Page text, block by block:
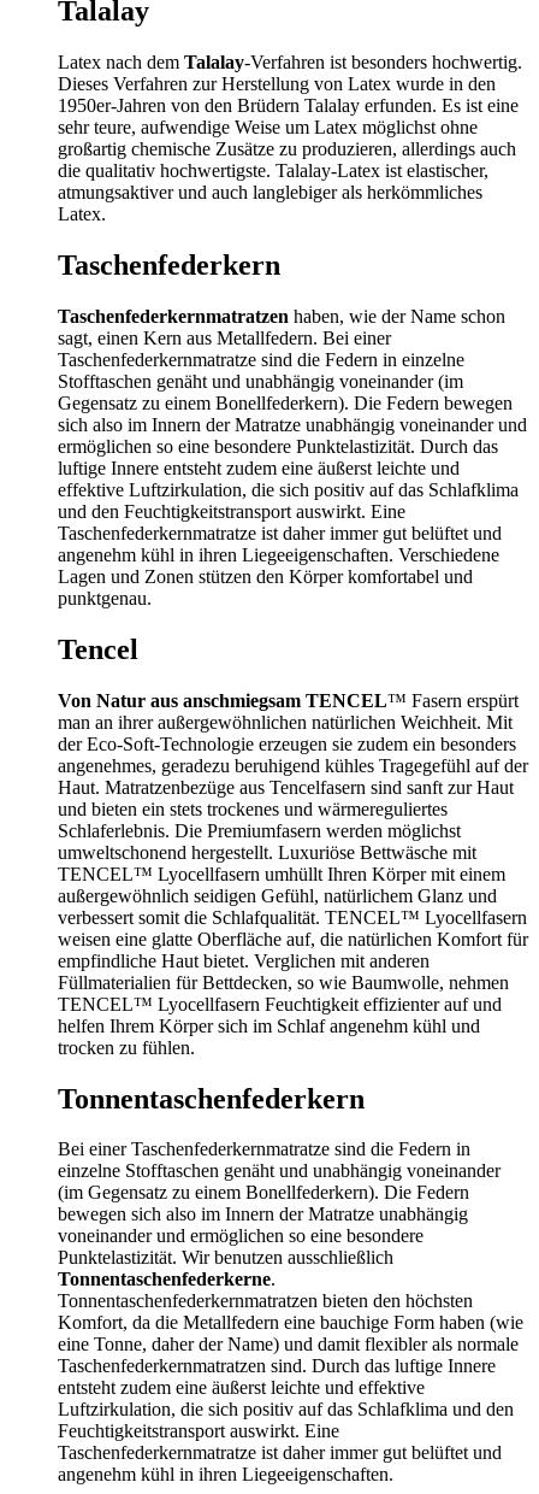
Talalay
Latex nach dem Talalay-Verfahren ist besonders hochwertig.
Dieses Verfahren zur Herstellung von Latex wurde in den
1950er-Jahren von den Brüdern Talalay erfunden. Es ist eine
sehr teure, aufwendige Weise um Latex möglichst ohne
großartig chemische Zusätze zu produzieren, allerdings auch
die qualitativ hochwertigste. Talalay-Latex ist elastischer,
atmungsaktiver und auch langlebiger als herkömmliches
Latex.
Taschenfederkern
Taschenfederkernmatratzen haben, wie der Name schon
sagt, einen Kern aus Metallfedern. Bei einer
Taschenfederkernmatratze sind die Federn in einzelne
Stofftaschen genäht und unabhängig voneinander (im
Gegensatz zu einem Bonellfederkern). Die Federn bewegen
sich also im Innern der Matratze unabhängig voneinander und
ermöglichen so eine besondere Punktelastizität. Durch das
luftige Innere entsteht zudem eine äußerst leichte und
effektive Luftzirkulation, die sich positiv auf das Schlafklima
und den Feuchtigkeitstransport auswirkt. Eine
Taschenfederkernmatratze ist daher immer gut belüftet und
angenehm kühl in ihren Liegeeigenschaften. Verschiedene
Lagen und Zonen stützen den Körper komfortabel und
punktgenau.
Tencel
Von Natur aus anschmiegsam TENCEL™ Fasern erspürt
man an ihrer außergewöhnlichen natürlichen Weichheit. Mit
der Eco-Soft-Technologie erzeugen sie zudem ein besonders
angenehmes, geradezu beruhigend kühles Tragegefühl auf der
Haut. Matratzenbezüge aus Tencelfasern sind sanft zur Haut
und bieten ein stets trockenes und wärmereguliertes
Schlaferlebnis. Die Premiumfasern werden möglichst
umweltschonend hergestellt. Luxuriöse Bettwäsche mit
TENCEL™ Lyocellfasern umhüllt Ihren Körper mit einem
außergewöhnlich seidigen Gefühl, natürlichem Glanz und
verbessert somit die Schlafqualität. TENCEL™ Lyocellfasern
weisen eine glatte Oberfläche auf, die natürlichen Komfort für
empfindliche Haut bietet. Verglichen mit anderen
Füllmaterialien für Bettdecken, so wie Baumwolle, nehmen
TENCEL™ Lyocellfasern Feuchtigkeit effizienter auf und
helfen Ihrem Körper sich im Schlaf angenehm kühl und
trocken zu fühlen.
Tonnentaschenfederkern
Bei einer Taschenfederkernmatratze sind die Federn in
einzelne Stofftaschen genäht und unabhängig voneinander
(im Gegensatz zu einem Bonellfederkern). Die Federn
bewegen sich also im Innern der Matratze unabhängig
voneinander und ermöglichen so eine besondere
Punktelastizität. Wir benutzen ausschließlich
Tonnentaschenfederkerne.
Tonnentaschenfederkernmatratzen bieten den höchsten
Komfort, da die Metallfedern eine bauchige Form haben (wie
eine Tonne, daher der Name) und damit flexibler als normale
Taschenfederkernmatratzen sind. Durch das luftige Innere
entsteht zudem eine äußerst leichte und effektive
Luftzirkulation, die sich positiv auf das Schlafklima und den
Feuchtigkeitstransport auswirkt. Eine
Taschenfederkernmatratze ist daher immer gut belüftet und
angenehm kühl in ihren Liegeeigenschaften.